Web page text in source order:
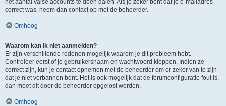
het aantal valse accounts te doen dalen. Als je zeker bent dat je e-mailadres
correct was, neem dan contact op met de beheerder.
Omhoog
Waarom kan ik niet aanmelden?
Er zijn verschillende redenen mogelijk waarom je dit probleem hebt.
Controleer eerst of je gebruikersnaam en wachtwoord kloppen. Indien ze
correct zijn, kun je contact opnemen met de beheerder om er zeker van te zijn
dat je niet verbannen bent. Het is ook mogelijk dat de forumconfiguratie fout is,
dan moet dit door de beheerder opgelost worden.
Omhoog